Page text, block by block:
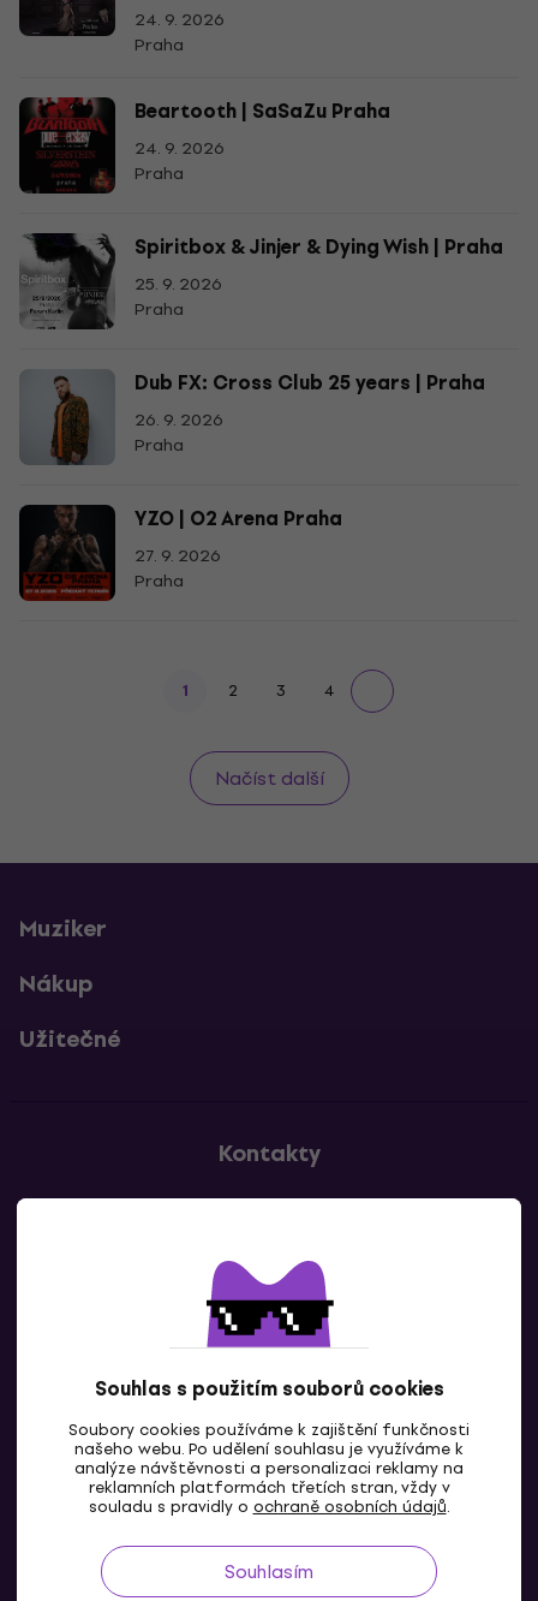
Souhlas s použitím souborů cookies
Soubory cookies používáme k zajištění funkčnosti
našeho webu. Po udělení souhlasu je využíváme k
analýze návštěvnosti a personalizaci reklamy na
reklamních platformách třetích stran, vždy v
souladu s pravidly o ochraně osobních údajů.
Souhlasím
24. 9. 2026
Praha
Beartooth | SaSaZu Praha
24. 9. 2026
Praha
Spiritbox & Jinjer & Dying Wish | Praha
25. 9. 2026
Praha
Dub FX: Cross Club 25 years | Praha
26. 9. 2026
Praha
YZO | O2 Arena Praha
27. 9. 2026
Praha
1 2 3 4
Načíst další
Muziker
Nákup
Užitečné
Kontakty
CZ